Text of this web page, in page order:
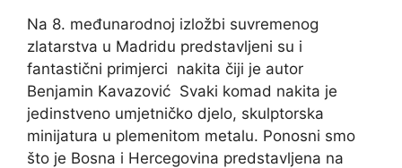
Na 8. međunarodnoj izložbi suvremenog
zlatarstva u Madridu predstavljeni su i
fantastični primjerci nakita čiji je autor
Benjamin Kavazović Svaki komad nakita je
jedinstveno umjetničko djelo, skulptorska
minijatura u plemenitom metalu. Ponosni smo
što je Bosna i Hercegovina predstavljena na